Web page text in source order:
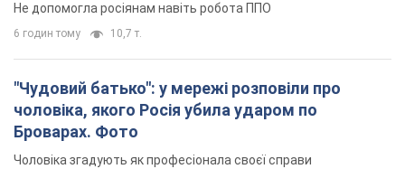
Не допомогла росіянам навіть робота ППО
6 годин тому 10,7 т.
"Чудовий батько": у мережі розповіли про
чоловіка, якого Росія убила ударом по
Броварах. Фото
Чоловіка згадують як професіонала своєї справи